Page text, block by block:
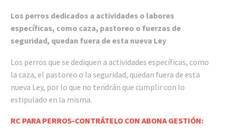
Los perros dedicados a actividades o labores
específicas, como caza, pastoreo o fuerzas de
seguridad, quedan fuera de esta nueva Ley
Los perros que se dediquen a actividades específicas, como
la caza, el pastoreo o la seguridad, quedan fuera de esta
nueva Ley, por lo que no tendrán que cumplir con lo
estipulado en la misma.
RC PARA PERROS-CONTRÁTELO CON ABONA GESTIÓN: